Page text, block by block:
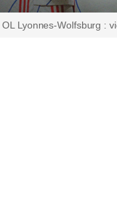
OL Lyonnes-Wolfsburg :